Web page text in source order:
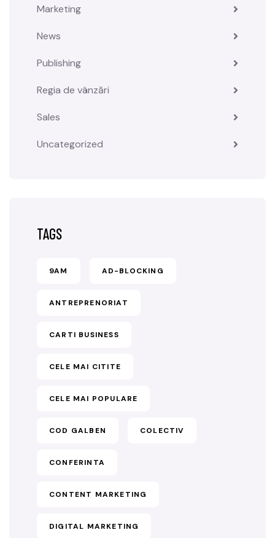
Marketing
News
Publishing
Regia de vânzări
Sales
Uncategorized
TAGS
9AM AD-BLOCKING
ANTREPRENORIAT
CARTI BUSINESS
CELE MAI CITITE
CELE MAI POPULARE
COD GALBEN COLECTIV
CONFERINTA
CONTENT MARKETING
DIGITAL MARKETING